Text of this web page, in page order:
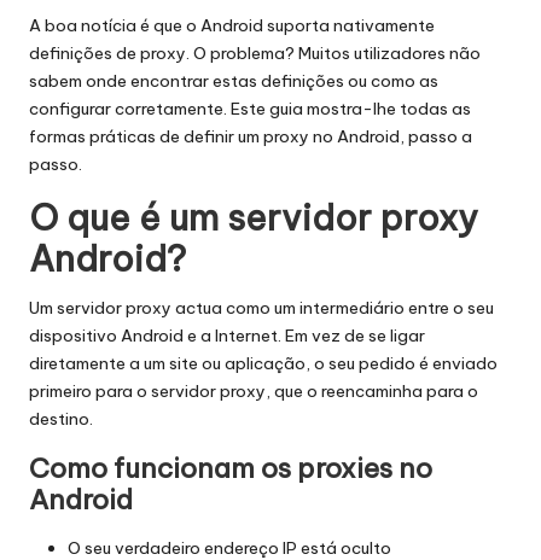
e
s
[
T
e
s
t
e
g
r
á
ti
s
A boa notícia é que o Android suporta nativamente
definições de proxy. O problema? Muitos utilizadores não
sabem onde encontrar estas definições ou como as
configurar corretamente. Este guia mostra-lhe todas as
formas práticas de definir um proxy no Android, passo a
passo.
O que é um servidor proxy
Android?
Um servidor proxy actua como um intermediário entre o seu
dispositivo Android e a Internet. Em vez de se ligar
diretamente a um site ou aplicação, o seu pedido é enviado
primeiro para o servidor proxy, que o reencaminha para o
destino.
Como funcionam os proxies no
Android
O seu verdadeiro endereço IP está oculto